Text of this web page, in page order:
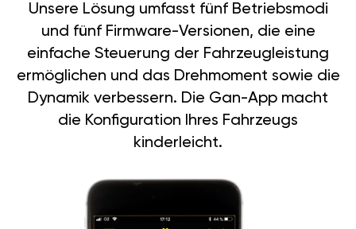
Unsere Lösung umfasst fünf Betriebsmodi
und fünf Firmware-Versionen, die eine
einfache Steuerung der Fahrzeugleistung
ermöglichen und das Drehmoment sowie die
Dynamik verbessern. Die Gan-App macht
die Konfiguration Ihres Fahrzeugs
kinderleicht.